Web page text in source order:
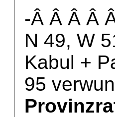
-Â Â Â Â
N 49, W
Kabul +
95